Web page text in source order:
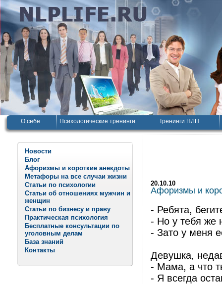
О себе Психологические тренинги Тренинги НЛП
Новости
Блог
Афоризмы и короткие анекдоты
Метафоры на все случаи жизни
Статьи по психологии
Статьи об отношениях мужчин и
женщин
Статьи по бизнесу и праву
Практическая психология
Бесплатные консультации по
уголовным делам
База знаний
Контакты
20.10.10
Афоризмы и
- Ребята,
- Но у тебя же
- Зато у меня
Девушка,
- Мама, а что
- Я всегда